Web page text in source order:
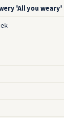
'All you weary'